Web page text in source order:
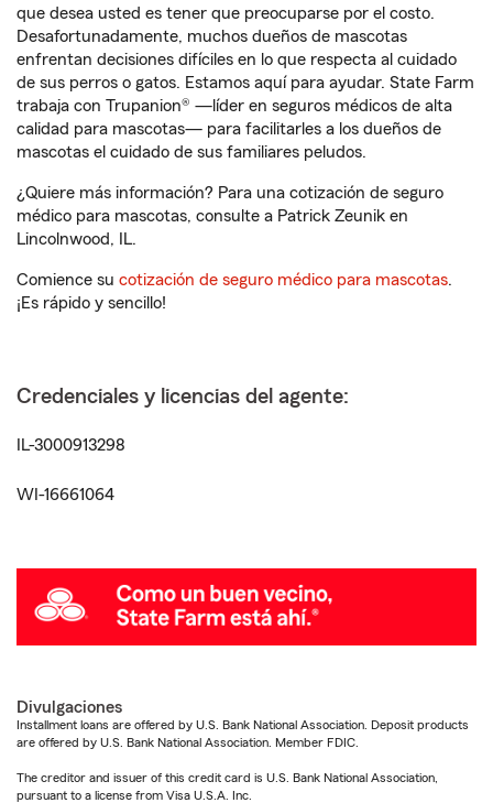
que desea usted es tener que preocuparse por el costo.
Desafortunadamente, muchos dueños de mascotas
enfrentan decisiones difíciles en lo que respecta al cuidado
de sus perros o gatos. Estamos aquí para ayudar. State Farm
trabaja con Trupanion® —líder en seguros médicos de alta
calidad para mascotas— para facilitarles a los dueños de
mascotas el cuidado de sus familiares peludos.
¿Quiere más información? Para una cotización de seguro
médico para mascotas, consulte a Patrick Zeunik en
Lincolnwood, IL.
Comience su cotización de seguro médico para mascotas.
¡Es rápido y sencillo!
Credenciales y licencias del agente:
IL-3000913298
WI-16661064
Divulgaciones
Installment loans are offered by U.S. Bank National Association. Deposit products
are offered by U.S. Bank National Association. Member FDIC.
The creditor and issuer of this credit card is U.S. Bank National Association,
pursuant to a license from Visa U.S.A. Inc.